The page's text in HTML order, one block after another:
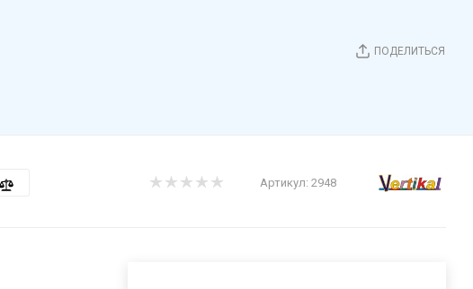
ПОДЕЛИТЬСЯ
Артикул: 2948